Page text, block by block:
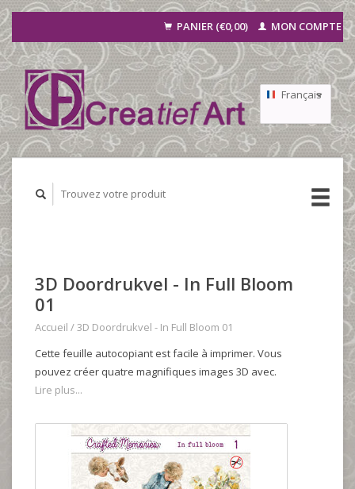
PANIER (€0,00) MON COMPTE
Français
Nederlands
3D Doordrukvel - In Full Bloom
01
Accueil /3D Doordrukvel - In Full Bloom 01
Cette feuille autocopiant est facile à imprimer. Vous
pouvez créer quatre magnifiques images 3D avec.
Lire plus...